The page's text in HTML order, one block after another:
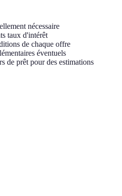
nécessaire
taux d'intérêt
de chaque offre
éventuels
de prêt pour des estimations